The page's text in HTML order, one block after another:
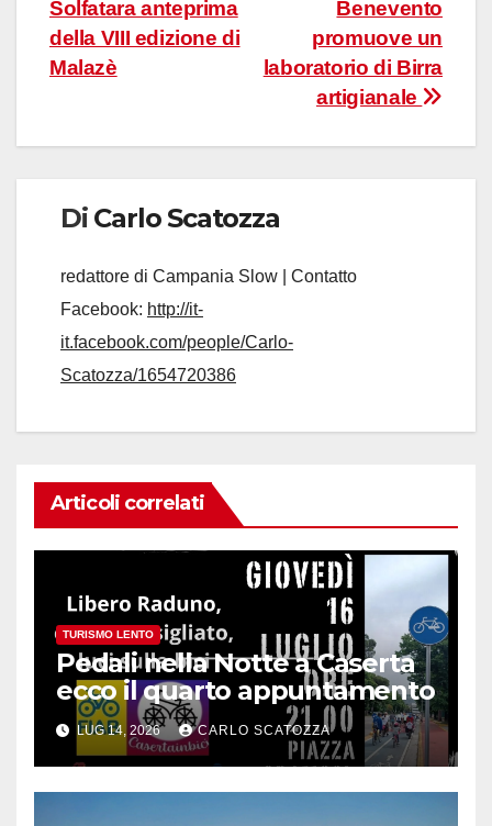
articoli
Benevento
promuove un
laboratorio di Birra
artigianale
Solfatara anteprima
della VIII edizione di
Malazè
Di Carlo Scatozza
redattore di Campania Slow | Contatto
Facebook: http://it-
it.facebook.com/people/Carlo-
Scatozza/1654720386
Articoli correlati
TURISMO LENTO
Pedali nella Notte a Caserta
ecco il quarto appuntamento
LUG 14, 2026 CARLO SCATOZZA